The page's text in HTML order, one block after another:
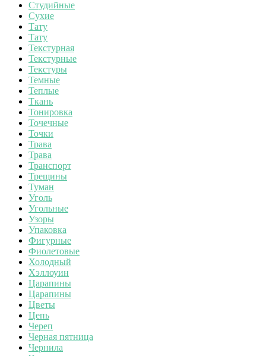
Студийные
Сухие
Тату
Тату
Текстурная
Текстурные
Текстуры
Темные
Теплые
Ткань
Тонировка
Точечные
Точки
Трава
Трава
Транспорт
Трещины
Туман
Уголь
Угольные
Узоры
Упаковка
Фигурные
Фиолетовые
Холодный
Хэллоуин
Царапины
Царапины
Цветы
Цепь
Череп
Черная пятница
Чернила